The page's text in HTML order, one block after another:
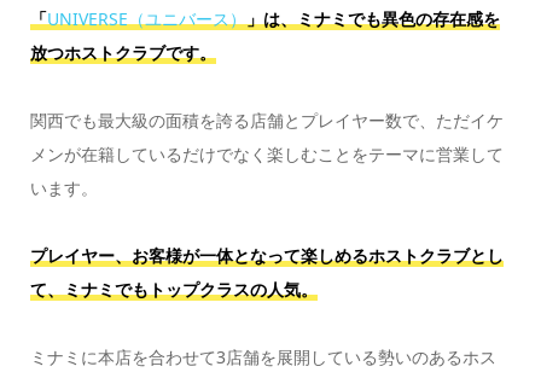
「UNIVERSE（ユニバース）」は、ミナミでも異色の存在感を
放つホストクラブです。
関西でも最大級の面積を誇る店舗とプレイヤー数で、ただイケ
メンが在籍しているだけでなく楽しむことをテーマに営業して
います。
プレイヤー、お客様が一体となって楽しめるホストクラブとし
て、ミナミでもトップクラスの人気。
ミナミに本店を合わせて3店舗を展開している勢いのあるホス